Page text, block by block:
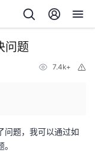
问题
7.4k+
问题，我可以通过如